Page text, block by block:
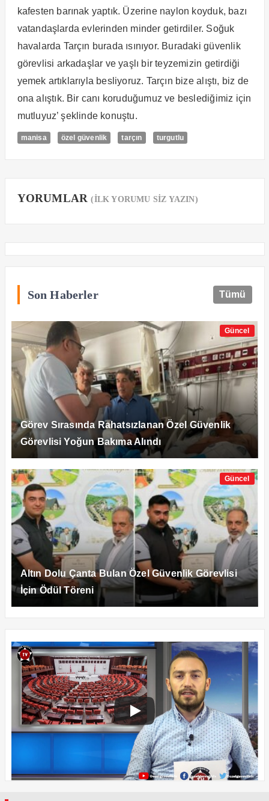
kafesten barınak yaptık. Üzerine naylon koyduk, bazı
vatandaşlarda evlerinden minder getirdiler. Soğuk
havalarda Tarçın burada ısınıyor. Buradaki güvenlik
görevlisi arkadaşlar ve yaşlı bir teyzemizin getirdiği
yemek artıklarıyla besliyoruz. Tarçın bize alıştı, biz de
ona alıştık. Bir canı koruduğumuz ve beslediğimiz için
mutluyuz’ şeklinde konuştu.
manisa özel güvenlik tarçın turgutlu
YORUMLAR(İLK YORUMU SİZ YAZIN)
Son Haberler Tümü
Güncel
Görev Sırasında Rahatsızlanan Özel Güvenlik
Görevlisi Yoğun Bakıma Alındı
Güncel
Altın Dolu Çanta Bulan Özel Güvenlik Görevlisi
İçin Ödül Töreni